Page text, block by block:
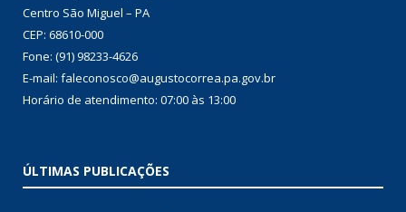
Centro São Miguel – PA
CEP: 68610-000
Fone: (91) 98233-4626
E-mail: faleconosco@augustocorrea.pa.gov.br
Horário de atendimento: 07:00 às 13:00
ÚLTIMAS PUBLICAÇÕES